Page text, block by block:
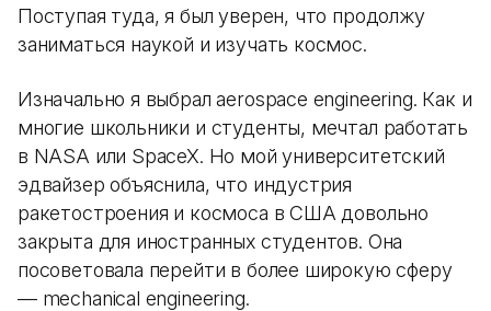
Поступая туда, я был уверен, что продолжу
заниматься наукой и изучать космос.
Изначально я выбрал aerospace engineering. Как и
многие школьники и студенты, мечтал работать
в NASA или SpaceX. Но мой университетский
эдвайзер объяснила, что индустрия
ракетостроения и космоса в США довольно
закрыта для иностранных студентов. Она
посоветовала перейти в более широкую сферу
— mechanical engineering.